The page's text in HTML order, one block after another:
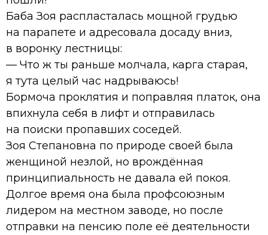
Баба Зоя распласталась мощной грудью
на парапете и адресовала досаду вниз,
в воронку лестницы:
— Что ж ты раньше молчала, карга старая,
я тута целый час надрываюсь!
Бормоча проклятия и поправляя платок, она
впихнула себя в лифт и отправилась
на поиски пропавших соседей.
Зоя Степановна по природе своей была
женщиной незлой, но врождённая
принципиальность не давала ей покоя.
Долгое время она была профсоюзным
лидером на местном заводе, но после
отправки на пенсию поле её деятельности